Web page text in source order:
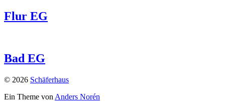
Flur EG
Bad EG
© 2026 Schäferhaus
Ein Theme von Anders Norén